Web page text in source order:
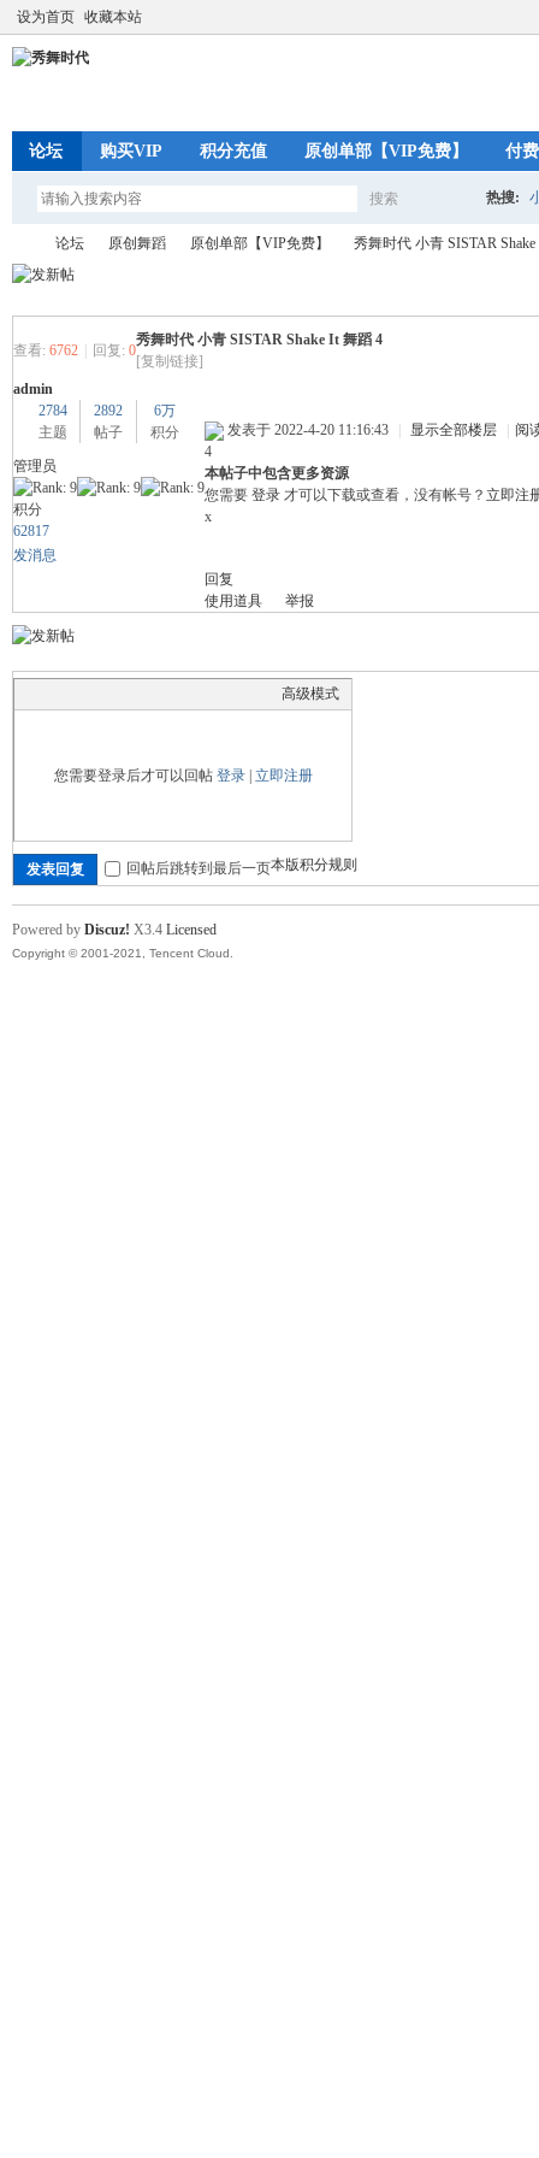
设为首页 收藏本站
论坛 购买VIP 积分充值 原创单部【VIP免费】 付
搜索
搜
热搜:
秀 »
论坛
›
原创舞蹈
›
原创单部【VIP免费】
›
秀舞时代 小青 SISTAR
查看: 6762 回复: 0
秀舞时代 小青 SISTAR Shake It 舞蹈 4
[复制链接]
admin
2784
主题
2892
帖子
6万
积分
管理员
积分
62817
发消息
发表于 2022-4-20 11:16:43 显示全部楼层
阅
4
本帖子中包含更多资源
您需要 登录 才可以下载或查看，没有帐号？ 立即注
x
回复
使用道具
举报
高级模式
您需要登录后才可以回帖 登录| 立即注册
本版积分规则
发表回复 回帖后跳转到最后一页
Powered by Discuz! X3.4 Licensed
Copyright © 2001-2021, Tencent Cloud.